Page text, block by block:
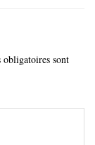
obligatoires sont